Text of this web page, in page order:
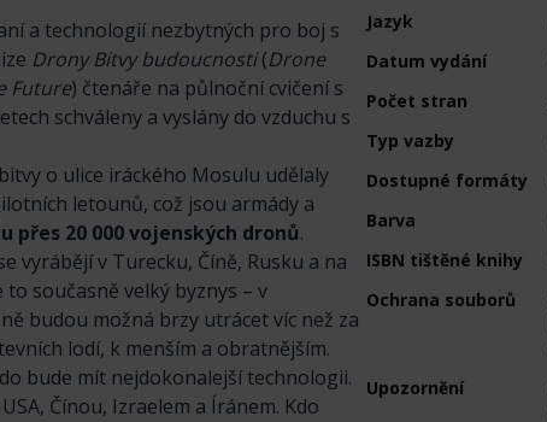
a technologií nezbytných pro boj s
Drony Bitvy budoucnosti(Drone
Future) čtenáře na půlnoční cvičení s
schváleny a vyslány do vzduchu s
o ulice iráckého Mosulu udělaly
letounů, což jsou armády a
přes 20 000 vojenských dronů.
vyrábějí v Turecku, Číně, Rusku a na
současně velký byznys – v
budou možná brzy utrácet víc než za
lodí, k menším a obratnějším.
bude mít nejdokonalejší technologii.
Čínou, Izraelem a Íránem. Kdo
Jazyk
Datum vydání
Počet stran
Typ vazby
Dostupné formáty
Barva
ISBN tištěné knihy
Ochrana souborů
Upozornění